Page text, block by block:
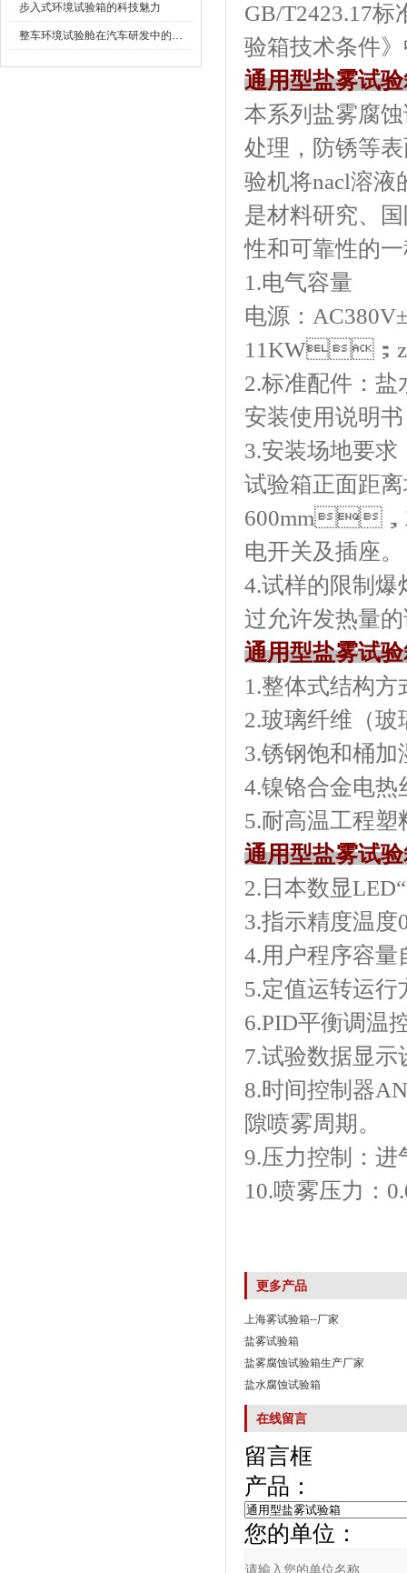
步入式环境试验箱的科技魅力
整车环境试验舱在汽车研发中的作用
GB/T2423.17标
验箱技术条件》
通用型盐雾试
本系列盐雾腐蚀试
处理，防锈等
验机将nacl溶液
是材料研究、
性和可靠性的一
1.电气容量
电源：
11KW；zui
2.标准配件：盐水
安装使用说明书
3.安装场地要求
试验箱正面距
600mm，
电开关及插座。
4.试样的限制爆
过允许发热量
通用型盐雾试
1.整体式结构方
2.玻璃纤维（玻
3.锈钢饱和桶
4.镍铬合金电热丝
5.耐高温工程塑
通用型盐雾试
2.日本数显
3.指示精度温度
4.用户程序容量
5.定值运转运行方
6.PID平衡调温
7.试验数据显示设
8.时间控制器
隙喷雾周期。
9.压力控制：进
10.喷雾压力
更多产品
上海雾试验箱--厂家
盐雾试验箱
盐雾腐蚀试验箱生产厂家
盐水腐蚀试验箱
在线留言
留言框
产品：
您的单位：